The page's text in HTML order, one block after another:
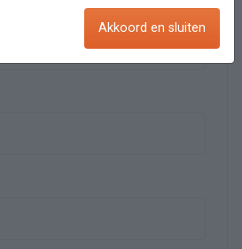
Akkoord en sluiten